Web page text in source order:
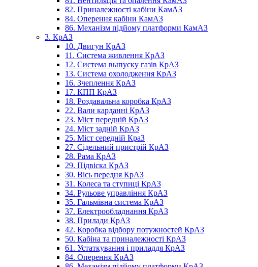
82. Приналежності кабіни КамАЗ
84. Оперення кабіни КамАЗ
86. Механізм підйому платформи КамАЗ
3. КрАЗ
10. Двигун КрАЗ
11. Система живлення КрАЗ
12. Система выпуску газів КрАЗ
13. Система охолодження КрАЗ
16. Зчеплення КрАЗ
17. КПП КрАЗ
18. Роздавальна коробка КрАЗ
22. Вали карданні КрАЗ
23. Міст передній КрАЗ
24. Міст задній КрАЗ
25. Міст середній КраЗ
27. Сідельний пристрій КрАЗ
28. Рама КрАЗ
29. Підвіска КрАЗ
30. Вісь передня КрАЗ
31. Колеса та ступиці КрАЗ
34. Рульове управління КрАЗ
35. Гальмівна система КрАЗ
37. Електрообладнання КрАЗ
38. Прилади КрАЗ
42. Коробка відбору потужностей КрАЗ
50. Кабіна та приналежності КрАЗ
61. Устаткування і приладдя КрАЗ
84. Оперення КрАЗ